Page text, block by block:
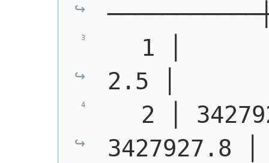
1 │
2.5 │
2 │
3427927.8 │